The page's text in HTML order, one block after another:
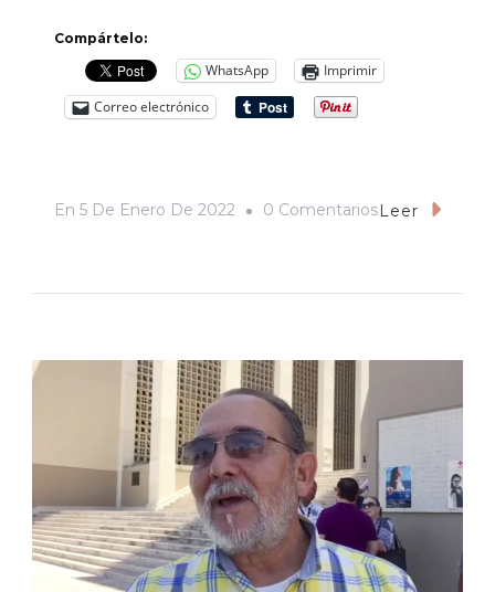
Compártelo:
WhatsApp
Imprimir
Correo electrónico
En 5 De Enero De 2022 0 ComentariosEn
Leer